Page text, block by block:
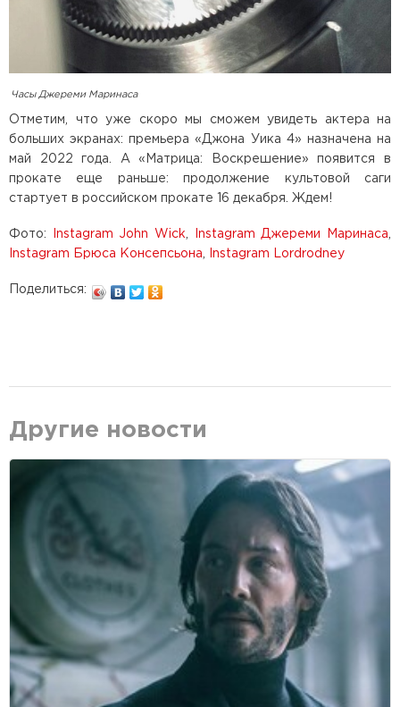
Часы Джереми Маринаса
Отметим, что уже скоро мы сможем увидеть актера на
больших экранах: премьера «Джона Уика 4» назначена на
май 2022 года. А «Матрица: Воскрешение» появится в
прокате еще раньше: продолжение культовой саги
стартует в российском прокате 16 декабря. Ждем!
Фото: Instagram John Wick, Instagram Джереми Маринаса,
Instagram Брюса Консепсьона, Instagram Lordrodney
Поделиться:
Другие новости